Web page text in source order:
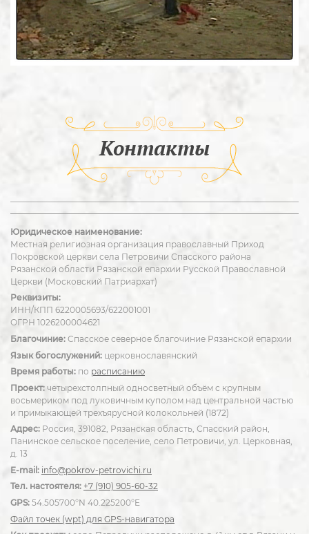
Контакты
Юридическое наименование:
Местная религиозная организация православный Приход
Покровской церкви села Петровичи Спасского района
Рязанской области Рязанской епархии Русской Православной
Церкви (Московский Патриархат)
Реквизиты:
ИНН/КПП 6220005693/622001001
ОГРН 1026200004621
Благочиние: Спасское северное благочиние Рязанской епархии
Язык богослужений: церковнославянский
Время работы: по расписанию
Проект: четырехстолпный односветный объём с крупным
восьмериком под луковичным куполом над центральной частью
и примыкающей трехъярусной колокольней (1872)
Адрес: Россия, 391082, Рязанская область, Спасский район,
Панинское сельское поселение, село Петровичи, ул. Церковная,
д. 13
E-mail: info@pokrov-petrovichi.ru
Тел. настоятеля: +7 (910) 905-60-32
GPS: 54.505700°N 40.225200°E
Файл точек (wpt) для GPS-навигатора